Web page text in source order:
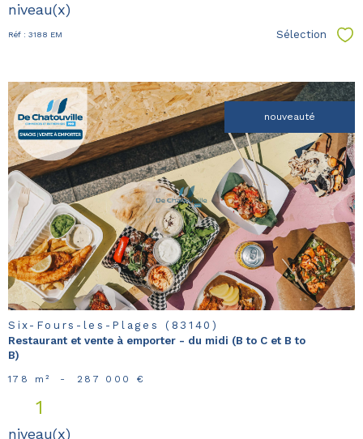
niveau(x)
Réf : 3188 EM Sélection
nouveauté
voir le
bien
Six-Fours-les-Plages (83140)
Restaurant et vente à emporter - du midi (B to C et B to
B)
178 m² - 287 000 €
1
niveau(x)